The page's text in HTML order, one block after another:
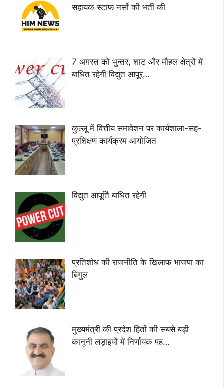
सहायक स्टाफ नर्सों की भर्ती की
7 अगस्त को भुन्तर, शाट और मौहल क्षेत्रों में
बाधित रहेगी विद्युत आपूर्…
कुल्लू में वित्तीय समावेशन पर कार्यशाला-सह-
प्रशिक्षण कार्यक्रम आयोजित
विद्युत आपूर्ति बाधित रहेगी
प्रतिशोध की राजनीति के खिलाफ भाजपा का
बिगुल
मुख्यमंत्री की प्रदेश हितों की सबसे बड़ी
कानूनी लड़ाइयों में निर्णायक पह…